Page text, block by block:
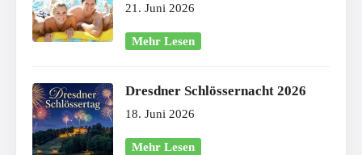
21. Juni 2026
Mehr Lesen
Dresdner Schlössernacht 2026
18. Juni 2026
Mehr Lesen